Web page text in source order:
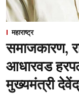
महाराष्ट्र
समाजकारण,
आधारवड
मुख्यमंत्री